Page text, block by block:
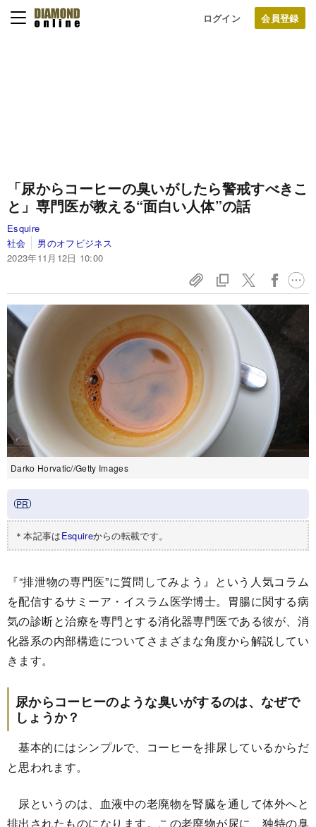
ログイン
「尿からコーヒーの臭いがしたら警戒すべきこ
と」専門医が教える“面白い人体”の話
Esquire
社会
男のオフビジネス
2023年11月12日 10:00
Darko Horvatic//Getty Images
＊本記事はEsquireからの転載です。
『“排泄物の専門医”に質問してみよう』という人気コラム
を配信するサミーア・イスラム医学博士。胃腸に関する病
気の診断と治療を専門とする消化器専門医である彼が、消
化器系の内部構造についてさまざまな角度から解説してい
きます。
尿からコーヒーのような臭いがするのは、なぜで
しょうか？
基本的にはシンプルで、コーヒーを排尿しているからだ
と思われます。
尿というのは、血液中の老廃物を腎臓を通して体外へと
排出されたものになります。この老廃物が尿に、独特の臭